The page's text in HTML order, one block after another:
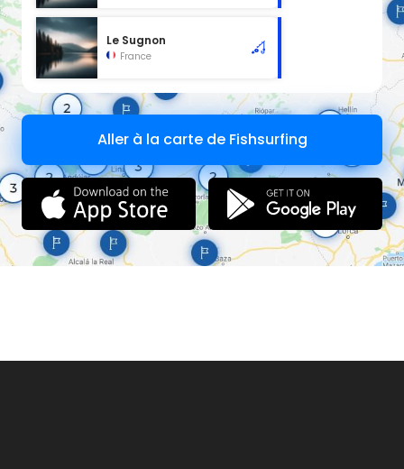
Le Sugnon
France
Aller à la carte de Fishsurfing